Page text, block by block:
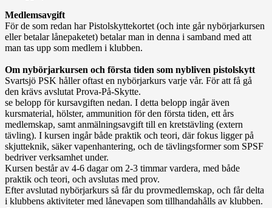
Medlemsavgift
För de som redan har Pistolskyttekortet (och inte går nybörjarkursen
eller betalar lånepaketet) betalar man in denna i samband med att
man tas upp som medlem i klubben.
Om nybörjarkursen och första tiden som nybliven pistolskytt
Svartsjö PSK håller oftast en nybörjarkurs varje vår. För att få gå
den krävs avslutat Prova-På-Skytte.
se belopp för kursavgiften nedan. I detta belopp ingår även
kursmaterial, hölster, ammunition för den första tiden, ett års
medlemskap, samt anmälningsavgift till en kretstävling (extern
tävling). I kursen ingår både praktik och teori, där fokus ligger på
skjutteknik, säker vapenhantering, och de tävlingsformer som SPSF
bedriver verksamhet under.
Kursen består av 4-6 dagar om 2-3 timmar vardera, med både
praktik och teori, och avslutas med prov.
Efter avslutad nybörjarkurs så får du provmedlemskap, och får delta
i klubbens aktiviteter med lånevapen som tillhandahålls av klubben.